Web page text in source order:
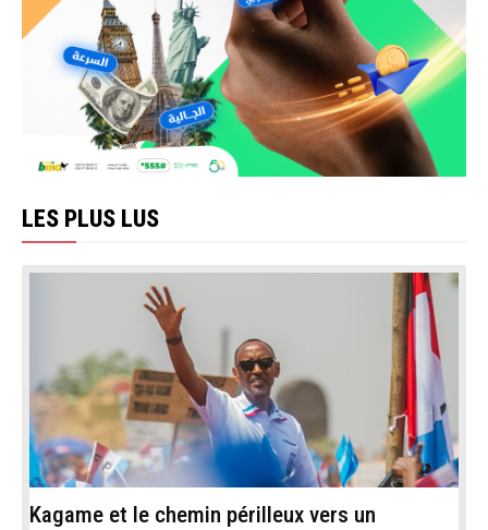
LES PLUS LUS
Kagame et le chemin périlleux vers un